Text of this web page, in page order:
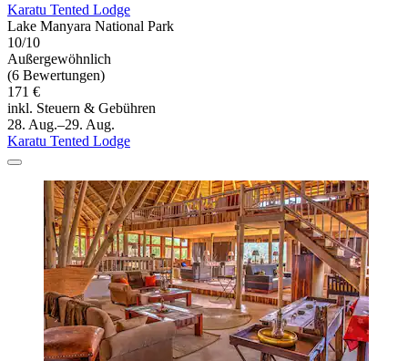
Karatu Tented Lodge
Lake Manyara National Park
10/10
Außergewöhnlich
(6 Bewertungen)
171 €
inkl. Steuern & Gebühren
28. Aug.–29. Aug.
Karatu Tented Lodge